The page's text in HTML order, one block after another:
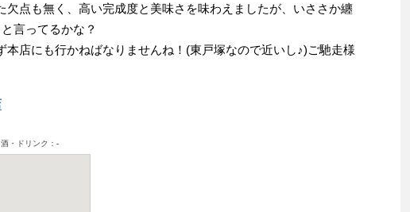
欠点も無く、高い完成度と美味さを味わえましたが、いささか纏
言ってるかな？
店にも行かねばなりませんね！(東戸塚なので近いし♪)ご馳走様